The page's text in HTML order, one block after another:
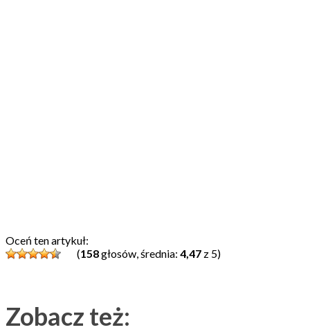
Oceń ten artykuł:
(158głosów, średnia: 4,47 z 5)
Zobacz też: